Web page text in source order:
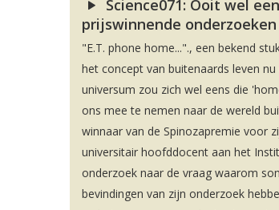
Science071: Ooit wel
prijswinnende
"E.T. phone home..."., een bekend
het concept van buitenaards leven
universum zou zich wel eens die
ons mee te nemen naar de wereld
winnaar van de Spinozapremie voor
universitair hoofddocent aan het
onderzoek naar de vraag waarom
bevindingen van zijn onderzoek